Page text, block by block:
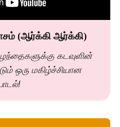
(ஆர்க்கி ஆர்க்கி)
கடவுளின்
ஒரு மகிழ்ச்சியான